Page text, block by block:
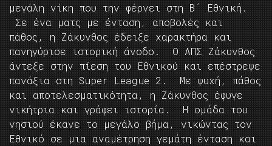
μεγάλη νίκη που την φέρνει στη Β΄ Εθνική.
Σε ένα ματς με ένταση, αποβολές και
πάθος, η Ζάκυνθος έδειξε χαρακτήρα και
πανηγύρισε ιστορική άνοδο. Ο ΑΠΣ Ζάκυνθος
άντεξε στην πίεση του Εθνικού και επέστρεψε
πανάξια στη Super League 2. Με ψυχή, πάθος
και αποτελεσματικότητα, η Ζάκυνθος έφυγε
νικήτρια και γράφει ιστορία. Η ομάδα του
νησιού έκανε το μεγάλο βήμα, νικώντας τον
Εθνικό σε μια αναμέτρηση γεμάτη ένταση και